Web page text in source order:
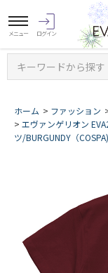
キーワードから探す
ホーム > ファッション
> エヴァンゲリオン
ツ/BURGUNDY（